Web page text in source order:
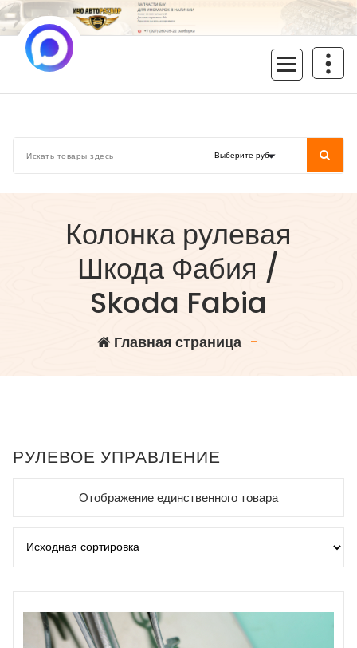
Перейти
к
содержимому
Колонка рулевая
Шкода Фабия /
Skoda Fabia
Главная страница-
РУЛЕВОЕ УПРАВЛЕНИЕ
Отображение единственного товара